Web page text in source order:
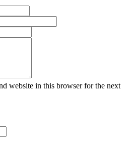
website in this browser for the next